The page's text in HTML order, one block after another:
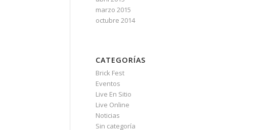
marzo 2015
octubre 2014
CATEGORÍAS
Brick Fest
Eventos
Live En Sitio
Live Online
Noticias
Sin categoría